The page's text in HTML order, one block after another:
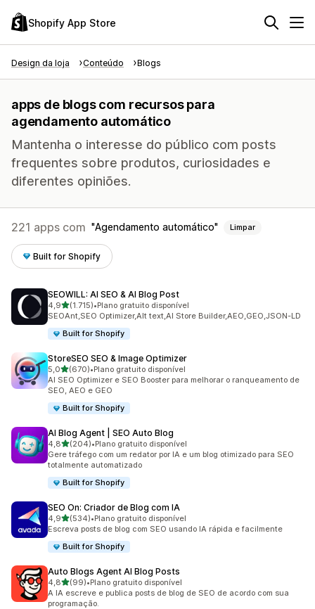
Shopify App Store
Design da loja Conteúdo Blogs
apps de blogs com recursos para
agendamento automático
Mantenha o interesse do público com posts
frequentes sobre produtos, curiosidades e
diferentes opiniões.
221 apps com Agendamento automático Limpar
Built for Shopify
SEOWILL: AI SEO & AI Blog Post
4,9de 5 estrelas
(1.715)
1715 avaliações ao todo
•Plano gratuito disponível
SEOAnt,SEO Optimizer,Alt text,AI Store Builder,AEO,GEO,JSON-LD
Built for Shopify
StoreSEO SEO & Image Optimizer
5,0de 5 estrelas
(670)
670 avaliações ao todo
•Plano gratuito disponível
AI SEO Optimizer e SEO Booster para melhorar o ranqueamento de
SEO, AEO e GEO
Built for Shopify
AI Blog Agent | SEO Auto Blog
4,8de 5 estrelas
(204)
204 avaliações ao todo
•Plano gratuito disponível
Gere tráfego com um redator por IA e um blog otimizado para SEO
totalmente automatizado
Built for Shopify
SEO On: Criador de Blog com IA
4,9de 5 estrelas
(534)
534 avaliações ao todo
•Plano gratuito disponível
Escreva posts de blog com SEO usando IA rápida e facilmente
Built for Shopify
Auto Blogs Agent AI Blog Posts
4,8de 5 estrelas
(99)
99 avaliações ao todo
•Plano gratuito disponível
A IA escreve e publica posts de blog de SEO de acordo com sua
programação.